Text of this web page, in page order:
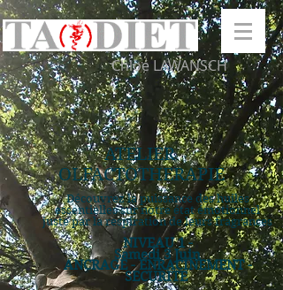
Chloé LAWANSCH
ATELIER
OLFACTOTHERAPIE
​Découvrez la puissance des huiles
essentielles sur notre état émotionnel
juste par la respiration de leurs fragrances
NIVEAU 1 -
Samedi 3 Juin
ANCRAGE - ENRACINEMENT -
SECURITE